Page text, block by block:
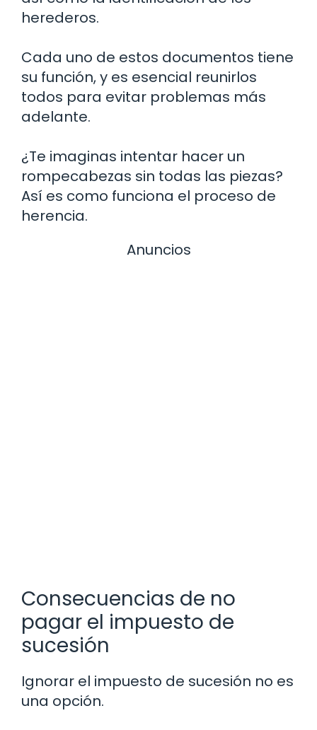
herederos.
Cada uno de estos documentos tiene
su función, y es esencial reunirlos
todos para evitar problemas más
adelante.
¿Te imaginas intentar hacer un
rompecabezas sin todas las piezas?
Así es como funciona el proceso de
herencia.
Anuncios
Consecuencias de no
pagar el impuesto de
sucesión
Ignorar el impuesto de sucesión no es
una opción.